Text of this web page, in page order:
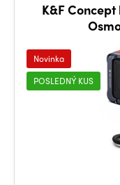
K&F
Novinka
POSLEDNÝ KUS